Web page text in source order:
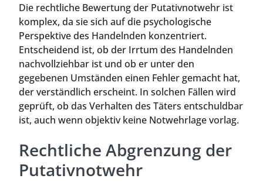
Die rechtliche Bewertung der Putativnotwehr ist
komplex, da sie sich auf die psychologische
Perspektive des Handelnden konzentriert.
Entscheidend ist, ob der Irrtum des Handelnden
nachvollziehbar ist und ob er unter den
gegebenen Umständen einen Fehler gemacht hat,
der verständlich erscheint. In solchen Fällen wird
geprüft, ob das Verhalten des Täters entschuldbar
ist, auch wenn objektiv keine Notwehrlage vorlag.
Rechtliche Abgrenzung der
Putativnotwehr